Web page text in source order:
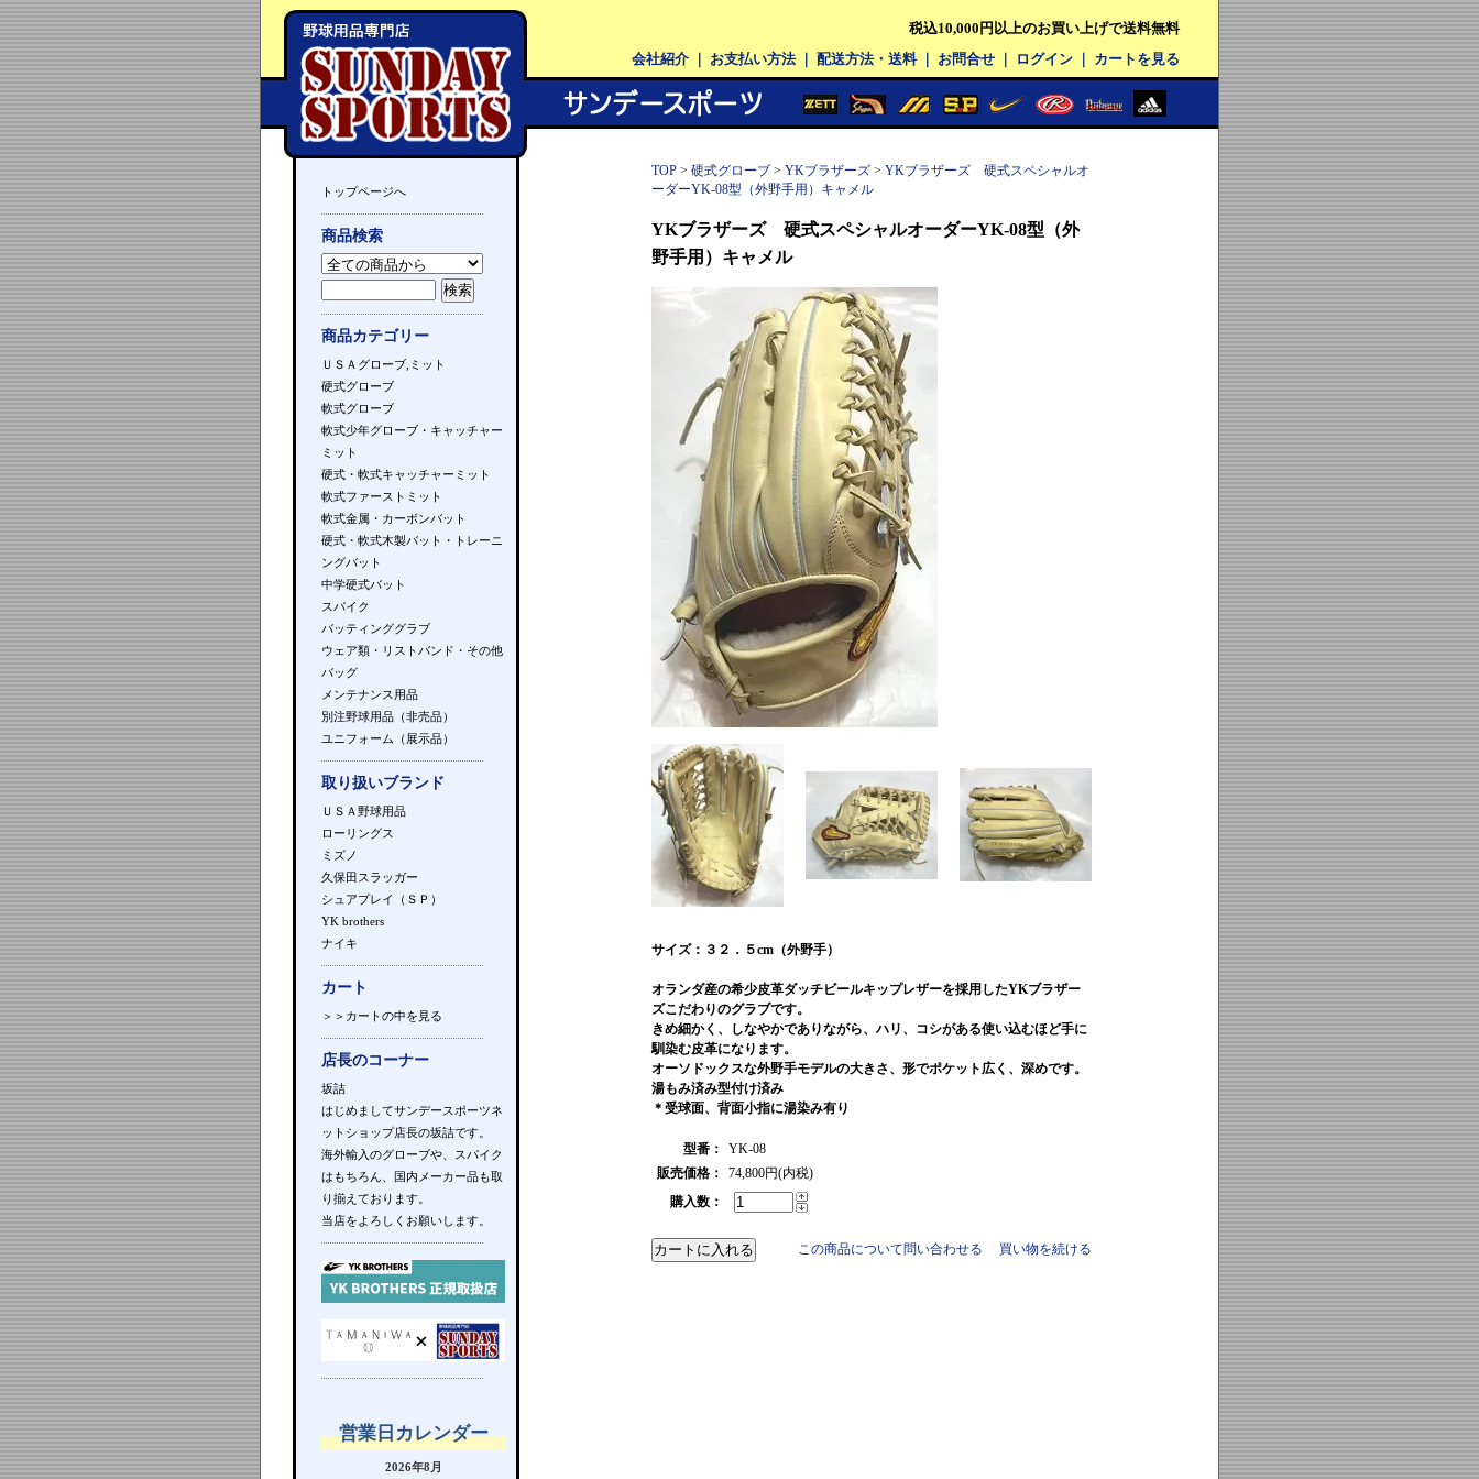
税込10,000円以上のお買い上げで送料無料
会社紹介
お支払い方法｜ 配送方法・送料｜ お問合せ ログイン カートを見る
トップページへ
商品検索
商品カテゴリー
ＵＳＡグローブ,ミット
硬式グローブ
軟式グローブ
軟式少年グローブ・キャッチャー
ミット
硬式・軟式キャッチャーミット
軟式ファーストミット
軟式金属・カーボンバット
硬式・軟式木製バット・トレーニ
ングバット
中学硬式バット
スパイク
バッティンググラブ
ウェア類・リストバンド・その他
バッグ
メンテナンス用品
別注野球用品（非売品）
ユニフォーム（展示品）
取り扱いブランド
ＵＳＡ野球用品
ローリングス
ミズノ
久保田スラッガー
シュアプレイ（ＳＰ）
YK brothers
ナイキ
カート
＞＞カートの中を見る
店長のコーナー
坂詰
はじめましてサンデースポーツネ
ットショップ店長の坂詰です。
海外輸入のグローブや、スパイク
はもちろん、国内メーカー品も取
り揃えております。
当店をよろしくお願いします。
営業日カレンダー
2026年8月
TOP > 硬式グローブ > YKブラザーズ > YKブラザーズ 硬式スペシャルオ
ーダーYK-08型（外野手用）キャメル
YKブラザーズ 硬式スペシャルオーダーYK-08型（外
野手用）キャメル
サイズ：３２．５cm（外野手）
オランダ産の希少皮革ダッチビールキップレザーを採用したYKブラザー
ズこだわりのグラブです。
きめ細かく、しなやかでありながら、ハリ、コシがある使い込むほど手に
馴染む皮革になります。
オーソドックスな外野手モデルの大きさ、形でポケット広く、深めです。
湯もみ済み型付け済み
＊受球面、背面小指に湯染み有り
型番：
YK-08
販売価格：
74,800円(内税)
購入数：
この商品について問い合わせる 買い物を続ける